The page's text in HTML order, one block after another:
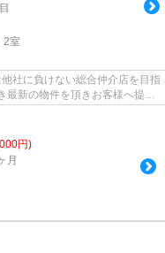
2室
社に負けない総合仲介店を目指
最新の物件を頂きお客様へ提供
円)
月